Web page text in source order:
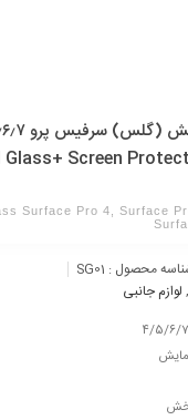
Glass+ Screen
Surface Pro 4, Surface
محصول : SG01
, لوازم جانبی
خش